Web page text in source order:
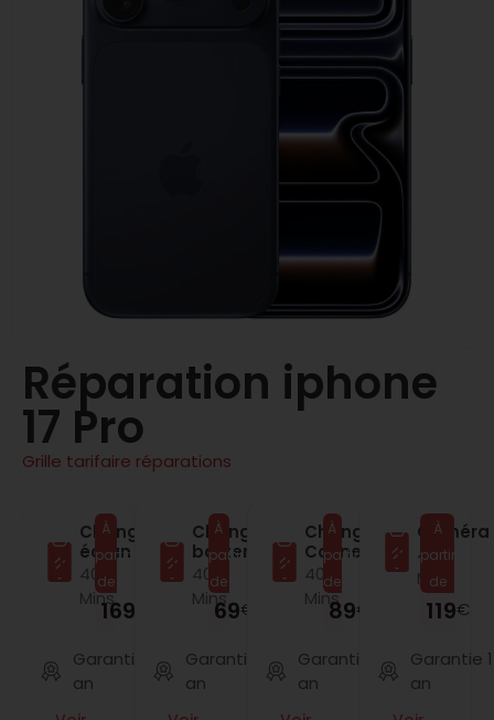
Réparation iphone
17 Pro
Grille tarifaire réparations
Changement
écran
40
Mins
À
partir
de
169
Garantie 1
an
Changement
batterie
40
Mins
À
partir
de
69€
Garantie 1
an
Changement
Connecteur
40
Mins
À
partir
de
89€
Garantie 1
an
Caméra
40
Mins
À
partir
de
119€
Garantie 1
an